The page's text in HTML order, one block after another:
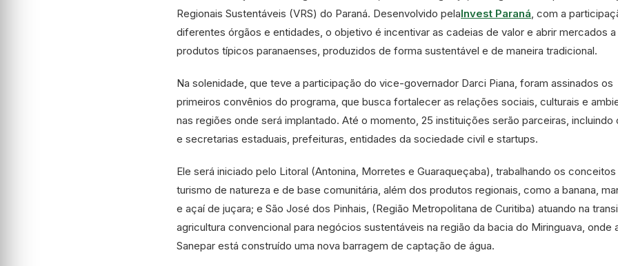
Regionais Sustentáveis (VRS) do Paraná. Desenvolvido pelaInvest Paraná, com a
diferentes órgãos e entidades, o objetivo é incentivar as cadeias de valor e abrir mercados a
produtos típicos paranaenses, produzidos de forma sustentável e de maneira tradicional.
Na solenidade, que teve a participação do vice-governador Darci Piana, foram assinados os
primeiros convênios do programa, que busca fortalecer as relações sociais, culturais e
nas regiões onde será implantado. Até o momento, 25 instituições serão parceiras, incluindo
e secretarias estaduais, prefeituras, entidades da sociedade civil e startups.
Ele será iniciado pelo Litoral (Antonina, Morretes e Guaraqueçaba), trabalhando os conceitos
turismo de natureza e de base comunitária, além dos produtos regionais, como a banana,
e açaí de juçara; e São José dos Pinhais, (Região Metropolitana de Curitiba) atuando na
agricultura convencional para negócios sustentáveis na região da bacia do Miringuava, onde
Sanepar está construído uma nova barragem de captação de água.